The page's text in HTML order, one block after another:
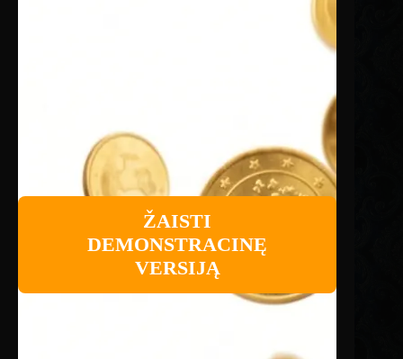
ŽAISTI
DEMONSTRACINĘ
VERSIJĄ